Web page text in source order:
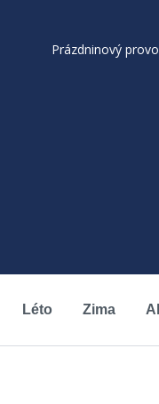
Prázdninový provoz
Léto Zima